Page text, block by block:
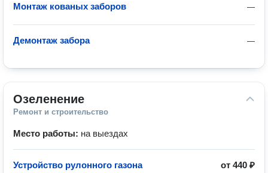
—
Монтаж кованых заборов
—
Демонтаж забора
Озеленение
Ремонт и строительство
Место работы: на выездах
от 440 ₽
Устройство рулонного газона